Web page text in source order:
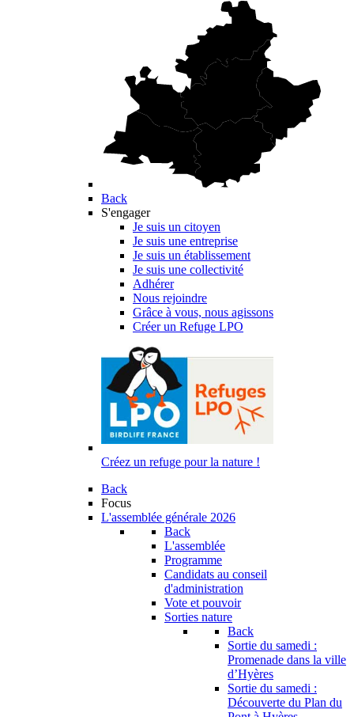
Back
S'engager
Je suis un citoyen
Je suis une entreprise
Je suis un établissement
Je suis une collectivité
Adhérer
Nous rejoindre
Grâce à vous, nous agissons
Créer un Refuge LPO
Créez un refuge pour la nature !
Back
Focus
L'assemblée générale 2026
Back
L'assemblée
Programme
Candidats au conseil
d'administration
Vote et pouvoir
Sorties nature
Back
Sortie du samedi :
Promenade dans la ville
d’Hyères
Sortie du samedi :
Découverte du Plan du